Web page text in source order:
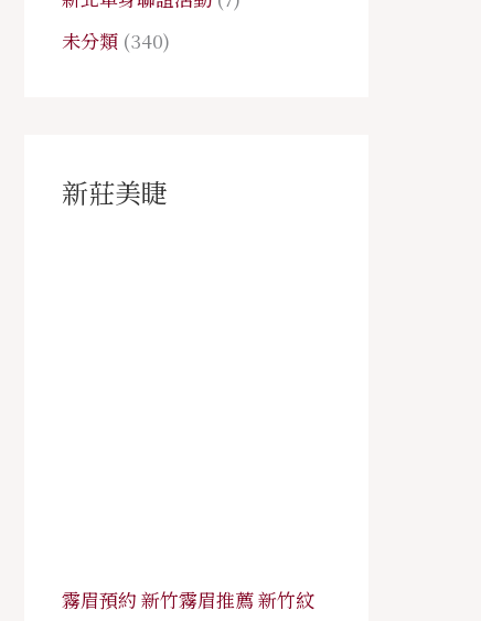
未分類 (340)
新莊美睫
霧眉預約 新竹霧眉推薦新竹紋